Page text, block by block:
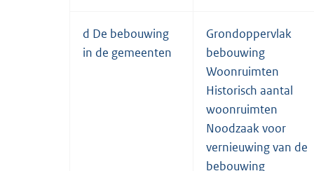
d De bebouwing
in de gemeenten
Grondoppervlak
bebouwing
Woonruimten
Historisch aantal
woonruimten
Noodzaak voor
vernieuwing van de
bebouwing